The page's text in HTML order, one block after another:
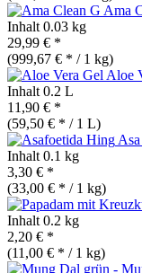
Ama
Inhalt 0.03 kg
29,99 € *
(999,67 € * / 1 kg)
Aloe
Inhalt 0.2 L
11,90 € *
(59,50 € * / 1 L)
Inhalt 0.1 kg
3,30 € *
(33,00 € * / 1 kg)
Inhalt 0.2 kg
2,20 € *
(11,00 € * / 1 kg)